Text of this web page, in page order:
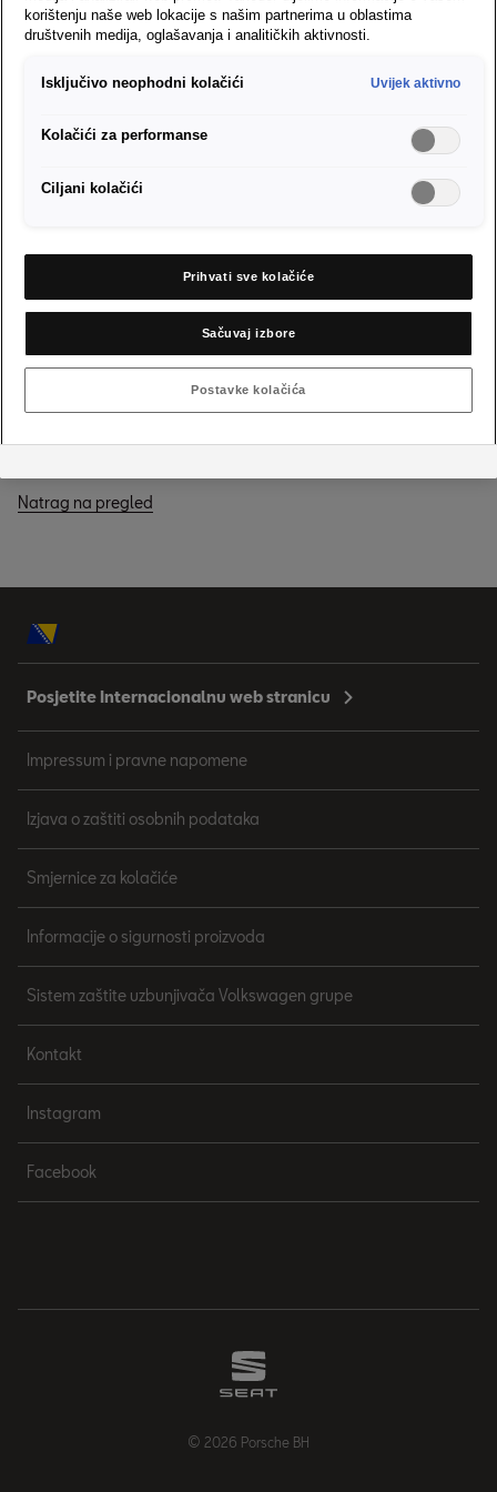
Ovo bi vas također
Pogon na sve kotače
Natrag na pregled
Posjetite Internacionalnu web stranicu
Impressum i pravne napomene
Izjava o zaštiti osobnih podataka
Smjernice za kolačiće
Informacije o sigurnosti proizvoda
Sistem zaštite uzbunjivača Volkswagen grupe
Kontakt
Instagram
Facebook
© 2026 Porsche BH
korištenju naše web lokacije s našim partnerima u oblastima
društvenih medija, oglašavanja i analitičkih aktivnosti.
Isključivo neophodni kolačići Uvijek aktivno
Kolačići za performanse
Ciljani kolačići
Prihvati sve kolačiće
Sačuvaj izbore
Postavke kolačića